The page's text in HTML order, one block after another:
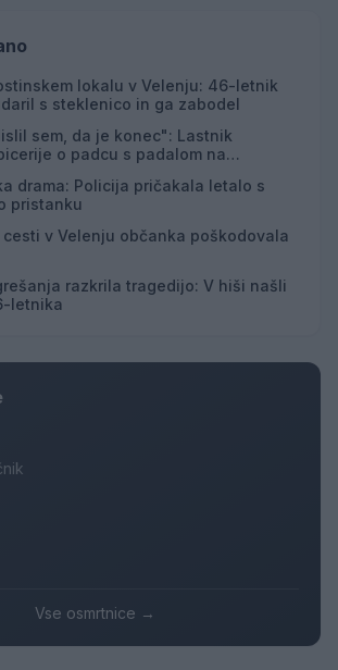
lokalu v Velenju: 46-letnik
s steklenico in ga zabodel
sem, da je konec": Lastnik
o padcu s padalom na
drama: Policija pričakala letalo s
pristanku
cesti v Velenju občanka poškodovala
razkrila tragedijo: V hiši našli
letnika
Vse osmrtnice →